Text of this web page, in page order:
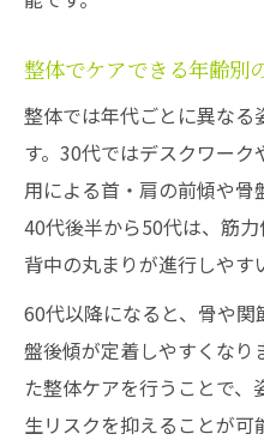
整体でケアできる年齢別
整体では年代ごとに異なる
す。30代ではデスクワー
用による首・肩の前傾や骨
40代後半から50代は、筋
背中の丸まりが進行しやす
60代以降になると、骨や
盤後傾が定着しやすくなり
た整体ケアを行うことで
生リスクを抑えることが可